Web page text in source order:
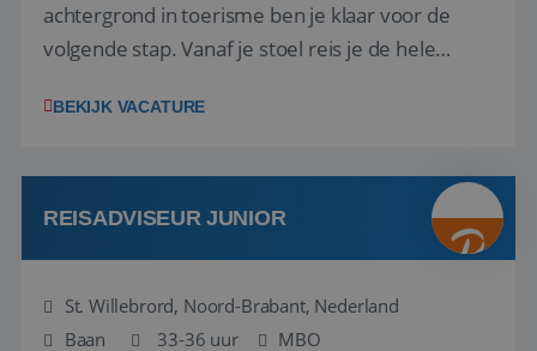
achtergrond in toerisme ben je klaar voor de
volgende stap. Vanaf je stoel reis je de hele
wensen van je team, je klant en wat er in de
klanten te overtuigen om die droomreis te
boeken! ...
BEKIJK VACATURE
REISADVISEUR JUNIOR
St. Willebrord, Noord-Brabant, Nederland
Baan
33-36 uur MBO